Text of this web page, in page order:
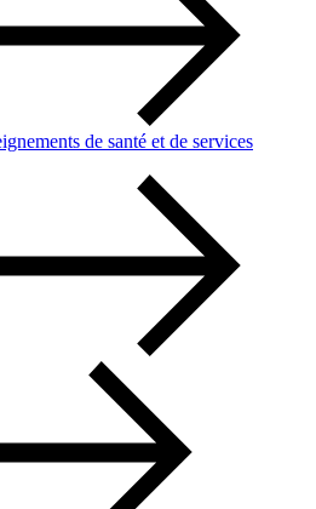
de santé et de services